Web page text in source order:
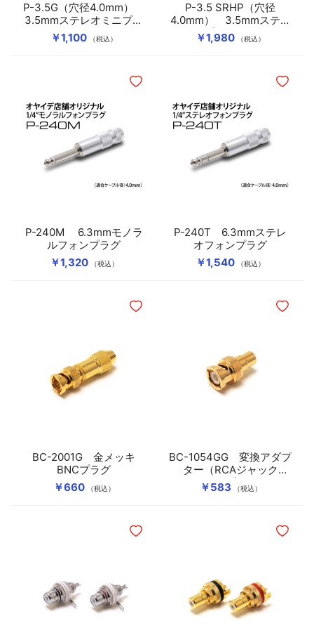
￥1,100 （税込）
P-3.5G（穴径4.0mm）
3.5mmステレオミニプラ
グ
￥1,980 （税込）
P-3.5 SRHP（穴径
4.0mm） 3.5mmステレ
オミニプラグ（シルバー
ロジウムメッキ）
￥1,320 （税込）
P-240M 6.3mmモノラ
ルフォンプラグ
ほしいものリストに追加
￥1,540 （税込）
P-240T 6.3mmステレ
オフォンプラグ
ほしい
￥660 （税込）
BC-2001G 金メッキ
BNCプラグ
ほしいものリストに追加
￥583 （税込）
BC-1054GG 変換アダプ
ター（RCAジャック
→BNCプラグ）
ほしい
ほしいものリストに追加 ほしい